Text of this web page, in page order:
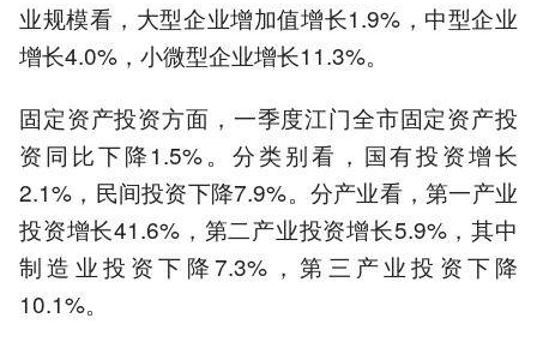
业规模看，大型企业增加值增长1.9%，中型企业
增长4.0%，小微型企业增长11.3%。
固定资产投资方面，一季度江门全市固定资产投
资同比下降1.5%。分类别看，国有投资增长
2.1%，民间投资下降7.9%。分产业看，第一产业
投资增长41.6%，第二产业投资增长5.9%，其中
制造业投资下降7.3%，第三产业投资下降
10.1%。